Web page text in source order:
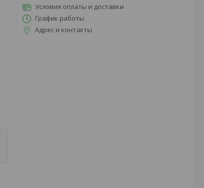
Условия оплаты и доставки
График работы
Адрес и контакты